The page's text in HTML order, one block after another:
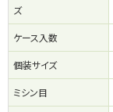
ズ
ケース入数
個装サイズ
ミシン目